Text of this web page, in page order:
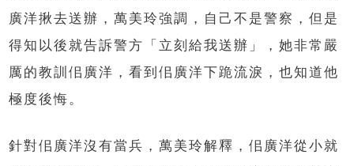
廣洋揪去送辦，萬美玲強調，自己不是警察，但是
得知以後就告訴警方「立刻給我送辦」，她非常嚴
厲的教訓佀廣洋，看到佀廣洋下跪流淚，也知道他
極度後悔。
針對佀廣洋沒有當兵，萬美玲解釋，佀廣洋從小就